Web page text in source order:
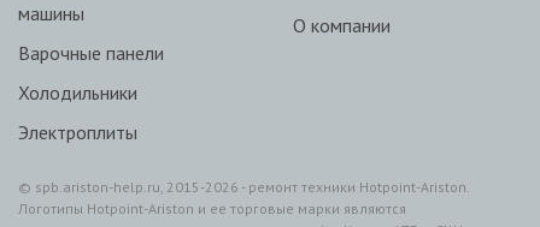
машины
Варочные панели
Холодильники
Электроплиты
О компании
© spb.ariston-help.ru, 2015-2026 - ремонт техники Hotpoint-Ariston.
Логотипы Hotpoint-Ariston и ее торговые марки являются